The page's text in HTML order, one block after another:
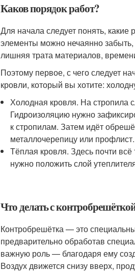
Каков порядок работ?
Для начала следует понять,
элементы можно нечаянно забыть,
лишняя трата материалов,
Поэтому первое, с чего следует
кровли, который вы хотите:
Холодная кровля. На стропила
Гидроизоляцию нужно
к стропилам. Затем идёт
металлочерепицу или профлист.
Тёплая кровля. Здесь почти
нужно положить слой
Что делать с
Контробрешётка — это
предварительно обработав
важную роль — благодаря ему
Воздух движется снизу вверх,